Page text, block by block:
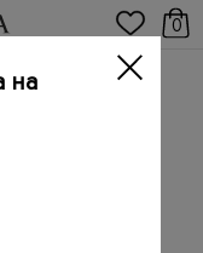
0
вырезом на
на